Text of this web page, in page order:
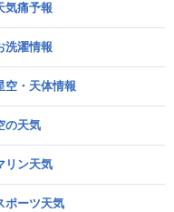
気痛予報
洗濯情報
空・天体情報
の天気
リン天気
ポーツ天気